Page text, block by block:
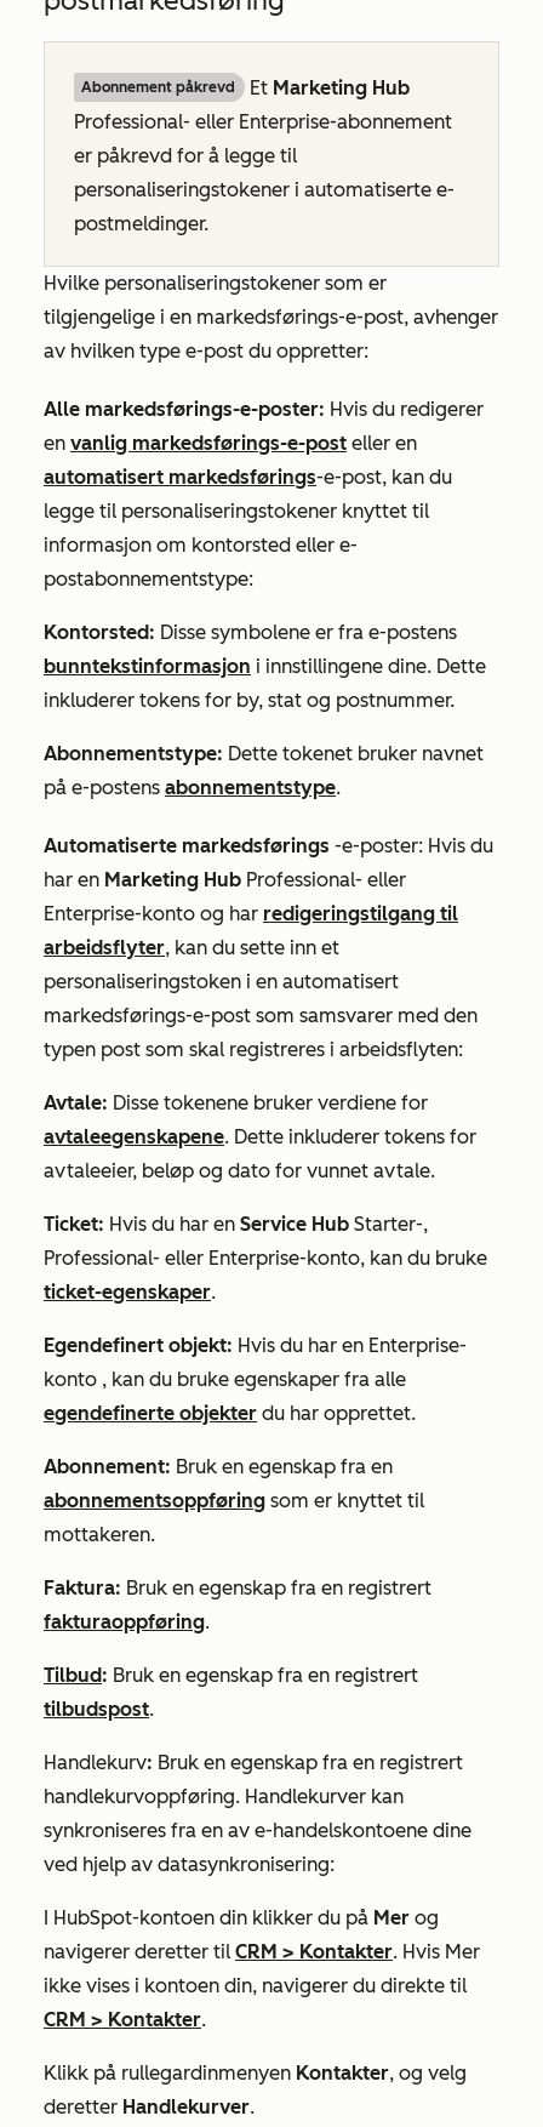
Abonnement påkrevd Et Marketing Hub
Professional- eller Enterprise-abonnement
er påkrevd for å legge til
personaliseringstokener i automatiserte e-
postmeldinger.
Hvilke personaliseringstokener som er
tilgjengelige i en markedsførings-e-post, avhenger
av hvilken type e-post du oppretter:
Alle markedsførings-e-poster: Hvis du redigerer
en vanlig markedsførings-e-post eller en
automatisert markedsførings-e-post, kan du
legge til personaliseringstokener knyttet til
informasjon om kontorsted eller e-
postabonnementstype:
Kontorsted: Disse symbolene er fra e-postens
bunntekstinformasjon i innstillingene dine. Dette
inkluderer tokens for by, stat og postnummer.
Abonnementstype: Dette tokenet bruker navnet
på e-postens abonnementstype.
Automatiserte markedsførings -e-poster: Hvis du
har en Marketing Hub Professional- eller
Enterprise-konto og har redigeringstilgang til
arbeidsflyter, kan du sette inn et
personaliseringstoken i en automatisert
markedsførings-e-post som samsvarer med den
typen post som skal registreres i arbeidsflyten:
Avtale: Disse tokenene bruker verdiene for
avtaleegenskapene. Dette inkluderer tokens for
avtaleeier, beløp og dato for vunnet avtale.
Ticket: Hvis du har en Service Hub Starter-,
Professional- eller Enterprise-konto, kan du bruke
ticket-egenskaper.
Egendefinert objekt: Hvis du har en Enterprise-
konto , kan du bruke egenskaper fra alle
egendefinerte objekter du har opprettet.
Abonnement: Bruk en egenskap fra en
abonnementsoppføring som er knyttet til
mottakeren.
Faktura: Bruk en egenskap fra en registrert
fakturaoppføring.
Tilbud: Bruk en egenskap fra en registrert
tilbudspost.
Handlekurv: Bruk en egenskap fra en registrert
handlekurvoppføring. Handlekurver kan
synkroniseres fra en av e-handelskontoene dine
ved hjelp av datasynkronisering:
I HubSpot-kontoen din klikker du på Mer og
navigerer deretter til CRM > Kontakter. Hvis Mer
ikke vises i kontoen din, navigerer du direkte til
CRM > Kontakter.
Klikk på rullegardinmenyen Kontakter, og velg
deretter Handlekurver.